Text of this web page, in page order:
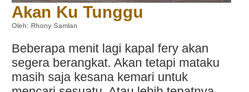
Akan Ku Tunggu
Oleh: Rhony Samlan
Beberapa menit lagi kapal fery akan
segera berangkat. Akan tetapi mataku
masih saja kesana kemari untuk